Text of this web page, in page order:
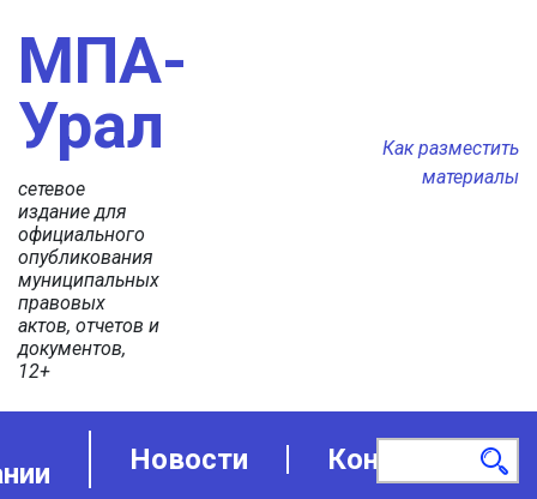
МПА-
Урал
сетевое
издание для
официального
опубликования
муниципальных
правовых
актов, отчетов и
документов,
12+
Как разместить
материалы
Новости Контакты